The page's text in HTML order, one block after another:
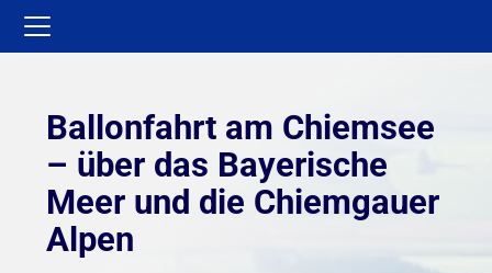
Ballonfahrt am Chiemsee
– über das Bayerische
Meer und die Chiemgauer
Alpen